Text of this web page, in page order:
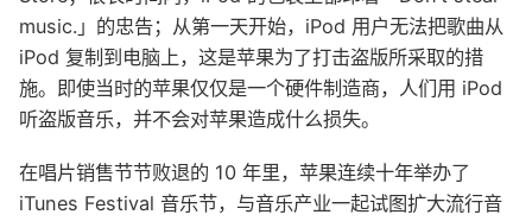
music.」的忠告；从第一天开始，iPod 用户无法把歌曲从
iPod 复制到电脑上，这是苹果为了打击盗版所采取的措
施。即使当时的苹果仅仅是一个硬件制造商，人们用 iPod
听盗版音乐，并不会对苹果造成什么损失。
在唱片销售节节败退的 10 年里，苹果连续十年举办了
iTunes Festival 音乐节，与音乐产业一起试图扩大流行音